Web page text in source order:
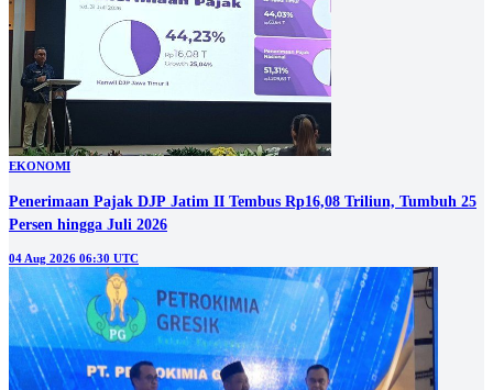
EKONOMI
Penerimaan Pajak DJP Jatim II Tembus Rp16,08 Triliun, Tumbuh 25
Persen hingga Juli 2026
04 Aug 2026 06:30 UTC